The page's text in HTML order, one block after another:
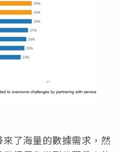
了海量的數據需求，然